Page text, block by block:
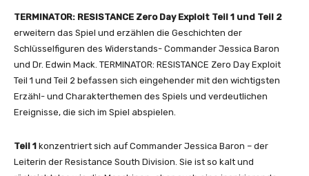
TERMINATOR: RESISTANCE Zero Day Exploit Teil 1 und Teil 2
erweitern das Spiel und erzählen die Geschichten der
Schlüsselfiguren des Widerstands- Commander Jessica Baron
und Dr. Edwin Mack. TERMINATOR: RESISTANCE Zero Day Exploit
Teil 1 und Teil 2 befassen sich eingehender mit den wichtigsten
Erzähl- und Charakterthemen des Spiels und verdeutlichen
Ereignisse, die sich im Spiel abspielen.
Teil 1 konzentriert sich auf Commander Jessica Baron – der
Leiterin der Resistance South Division. Sie ist so kalt und